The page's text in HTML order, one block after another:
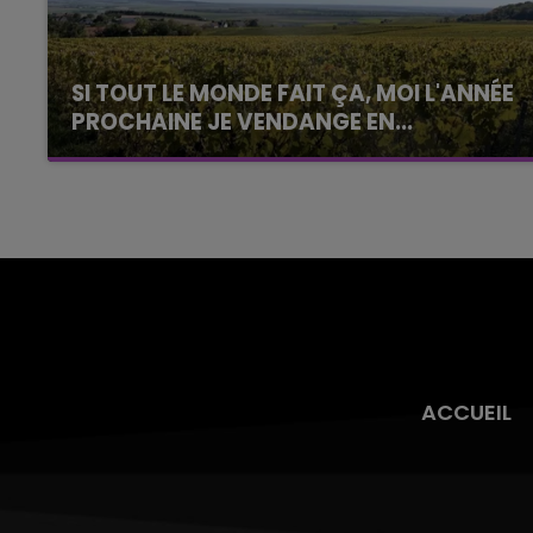
SI TOUT LE MONDE FAIT ÇA, MOI L'ANNÉE
PROCHAINE JE VENDANGE EN...
La vendange en Champagne a débuté ce jeudi
ACCUEIL